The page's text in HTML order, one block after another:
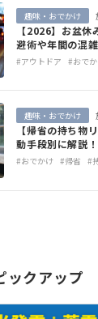
趣味・おでかけ
【2026】お盆
避術や年間の混
#アウトドア #おで
趣味・おでかけ
【帰省の持ち物
動手段別に解説！
#おでかけ #帰省 #
ックアップ